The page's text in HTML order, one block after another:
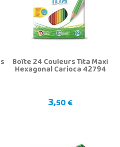
Boîte 24 Couleurs Tita Maxi
Hexagonal Carioca 42794
3,50 €